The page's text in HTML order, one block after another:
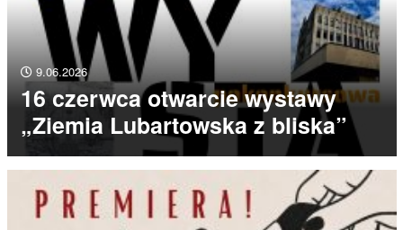
9.06.2026
16 czerwca otwarcie wystawy
„Ziemia Lubartowska z bliska”